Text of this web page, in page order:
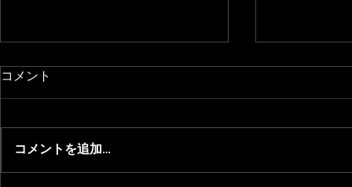
コメント
コメントを追加…